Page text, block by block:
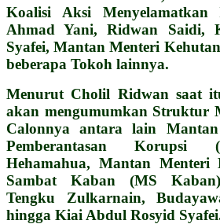
Koalisi Aksi Menyelamatkan
Ahmad Yani, Ridwan Saidi,
Syafei, Mantan Menteri
beberapa Tokoh lainnya.
Menurut Cholil Ridwan saat
akan mengumumkan Struktur
Calonnya antara lain
Pemberantasan Korupsi
Hehamahua, Mantan Menteri
Sambat Kaban (MS
Tengku Zulkarnain,
hingga Kiai Abdul Rosyid